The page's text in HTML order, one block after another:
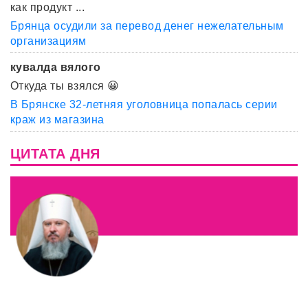
как продукт ...
Брянца осудили за перевод денег нежелательным
организациям
кувалда вялого
Откуда ты взялся 😀
В Брянске 32-летняя уголовница попалась серии
краж из магазина
ЦИТАТА ДНЯ